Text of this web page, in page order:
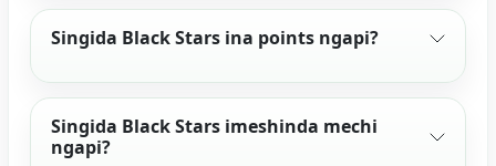
Singida Black Stars ina points ngapi?
Singida Black Stars imeshinda mechi
ngapi?